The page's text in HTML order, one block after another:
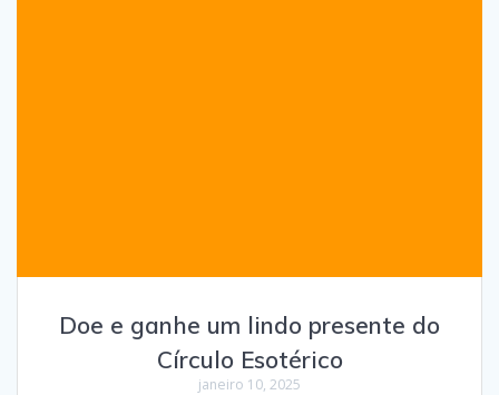
Doe e ganhe um lindo presente do
Círculo Esotérico
janeiro 10, 2025